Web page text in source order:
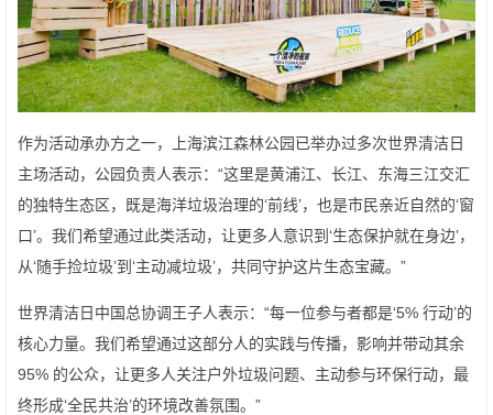
作为活动承办方之一，上海滨江森林公园已举办过多次世界清洁日
主场活动，公园负责人表示：“这里是黄浦江、长江、东海三江交汇
的独特生态区，既是海洋垃圾治理的‘前线’，也是市民亲近自然的‘窗
口’。我们希望通过此类活动，让更多人意识到‘生态保护就在身边’，
从‘随手捡垃圾’到‘主动减垃圾’，共同守护这片生态宝藏。”
世界清洁日中国总协调王子人表示：“每一位参与者都是‘5% 行动’的
核心力量。我们希望通过这部分人的实践与传播，影响并带动其余
95% 的公众，让更多人关注户外垃圾问题、主动参与环保行动，最
终形成‘全民共治’的环境改善氛围。”